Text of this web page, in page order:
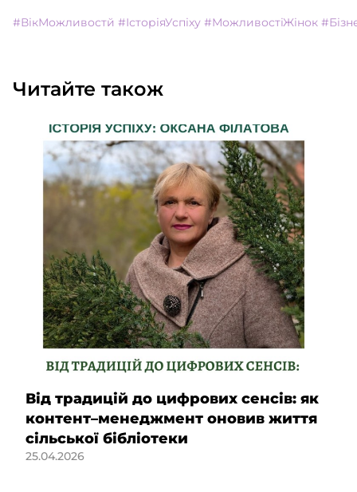
#ВікМожливостй #ІсторіяУспіху #МожливостіЖінок
Читайте також
Від традицій до цифрових сенсів: як
контент–менеджмент оновив життя
сільської бібліотеки
25.04.2026